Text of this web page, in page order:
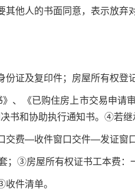
他人的书面同意，表示放弃
证及复印件；房屋所有权登
、《已购住房上市交易申请审
和协助执行通知书。④若继
费—收件窗口交件—发证窗口
；③房屋所有权证书工本费：
件清单。